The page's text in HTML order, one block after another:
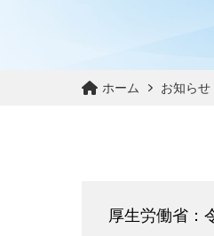
ホーム お知らせ
厚生労働省：